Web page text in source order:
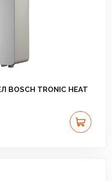
TRONIC HEAT